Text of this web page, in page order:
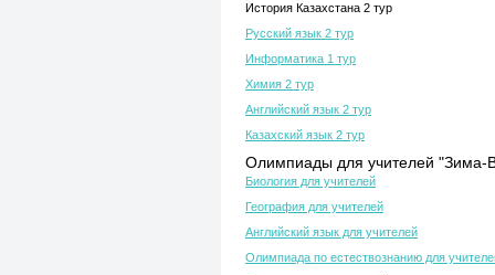
История Казахстана 2 тур
Русский язык 2 тур
Информатика 1 тур
Химия 2 тур
Английский язык 2 тур
Казахский язык 2 тур
Олимпиады для учителей "Зима-
Биология для учителей
География для учителей
Английский язык для учителей
Олимпиада по естествознанию для